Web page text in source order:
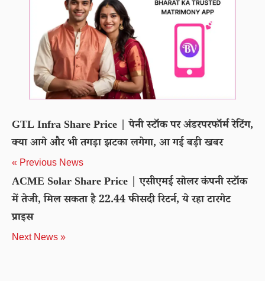
GTL Infra Share Price | पेनी स्टॉक पर अंडरपरफॉर्म रेटिंग,
क्या आगे और भी तगड़ा झटका लगेगा, आ गई बड़ी खबर
« Previous News
ACME Solar Share Price | एसीएमई सोलर कंपनी स्टॉक
में तेजी, मिल सकता है 22.44 फीसदी रिटर्न, ये रहा टारगेट
प्राइस
Next News »